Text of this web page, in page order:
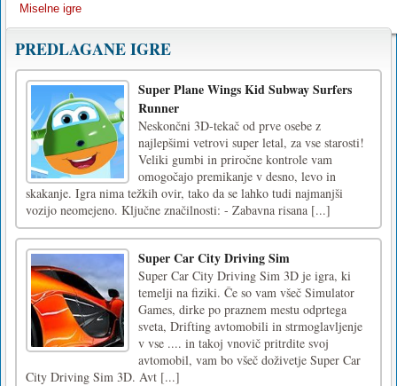
Miselne igre
PREDLAGANE IGRE
Super Plane Wings Kid Subway Surfers
Runner
Neskončni 3D-tekač od prve osebe z
najlepšimi vetrovi super letal, za vse starosti!
Veliki gumbi in priročne kontrole vam
omogočajo premikanje v desno, levo in
skakanje. Igra nima težkih ovir, tako da se lahko tudi najmanjši
vozijo neomejeno. Ključne značilnosti: - Zabavna risana [...]
Super Car City Driving Sim
Super Car City Driving Sim 3D je igra, ki
temelji na fiziki. Če so vam všeč Simulator
Games, dirke po praznem mestu odprtega
sveta, Drifting avtomobili in strmoglavljenje
v vse .... in takoj vnovič pritrdite svoj
avtomobil, vam bo všeč doživetje Super Car
City Driving Sim 3D. Avt [...]